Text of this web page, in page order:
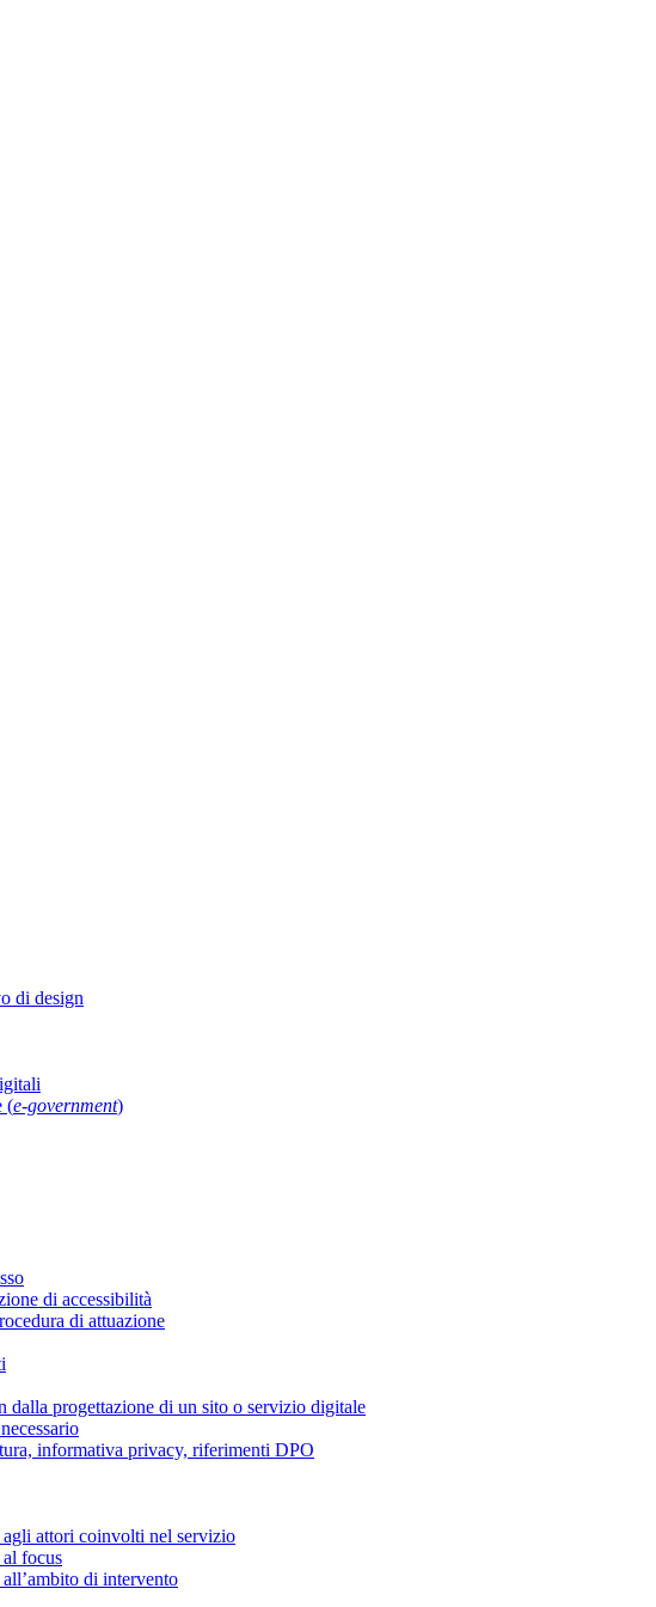
di design
(e-government)
di accessibilità
di attuazione
dalla progettazione di un sito o servizio digitale
informativa privacy, riferimenti DPO
attori coinvolti nel servizio
focus
di intervento